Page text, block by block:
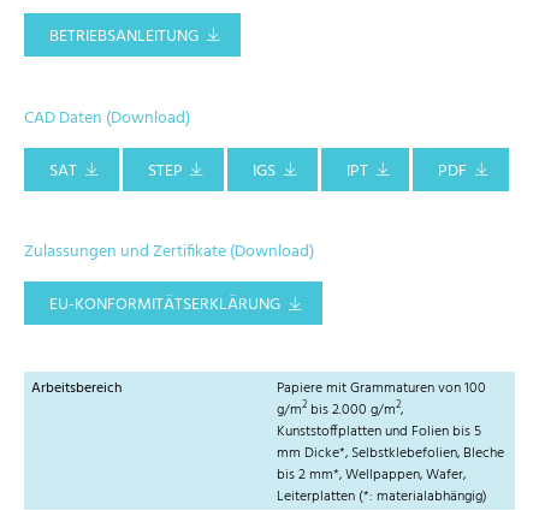
BETRIEBSANLEITUNG
CAD Daten (Download)
SAT
STEP IGS IPT PDF
Zulassungen und Zertifikate (Download)
EU-KONFORMITÄTSERKLÄRUNG
Arbeitsbereich
Papiere mit Grammaturen von 100
g/m2 bis 2.000 g/m2,
Kunststoffplatten und Folien bis 5
mm Dicke*, Selbstklebefolien, Bleche
bis 2 mm*, Wellpappen, Wafer,
Leiterplatten (*: materialabhängig)